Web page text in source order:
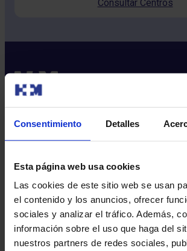
Consentimiento Detalles
Esta página web usa cookies
Las cookies de este sitio web se usan
el contenido y los anuncios, ofrecer
sociales y analizar el tráfico. Además,
información sobre el uso que haga del
nuestros partners de redes sociales,
Consultar Centros
Excelencia y calidad​
Trabaja con nosotros​
Rincón del accionista​
Más HM Hospitales